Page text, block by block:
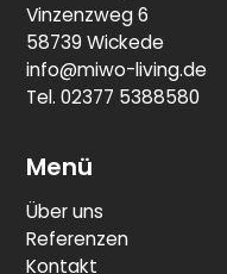
Vinzenzweg 6
58739 Wickede
info@miwo-living.de
Tel. 02377 5388580
Menü
Über uns
Referenzen
Kontakt